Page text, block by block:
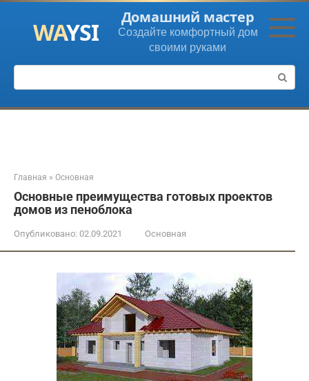
Перейти
контенту
Домашний мастер
Создайте комфортный дом
своими руками
Поиск:
Главная » Основная
Основные преимущества готовых проектов
домов из пеноблока
Опубликовано: 02.09.2021 Основная